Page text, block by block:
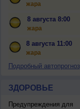
жара
8 августа 8:00
жара
8 августа 11:00
жара
Подробный автопрогноз
ЗДОРОВЬЕ
Предупреждения для